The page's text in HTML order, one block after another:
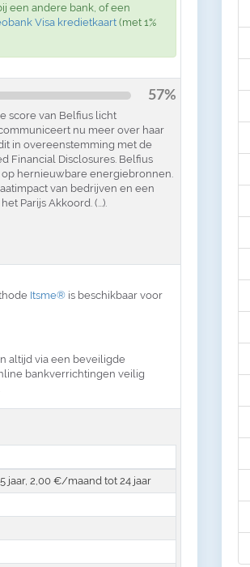
een andere bank, of een
Visa kredietkaart(met 1%
57%
score van Belfius licht
nu meer over haar
in overeenstemming met de
Financial Disclosures. Belfius
hernieuwbare energiebronnen.
van bedrijven en een
Parijs Akkoord. (...).
Itsme® is beschikbaar voor
altijd via een beveiligde
bankverrichtingen veilig
jaar, 2,00 €/maand tot 24 jaar